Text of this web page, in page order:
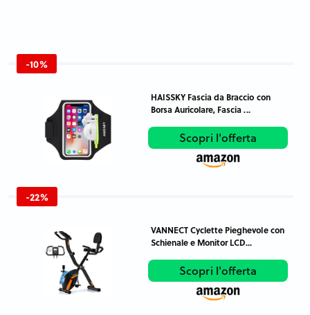
-10%
HAISSKY Fascia da Braccio con
Borsa Auricolare, Fascia ...
Scopri l'offerta
-22%
VANNECT Cyclette Pieghevole con
Schienale e Monitor LCD...
Scopri l'offerta